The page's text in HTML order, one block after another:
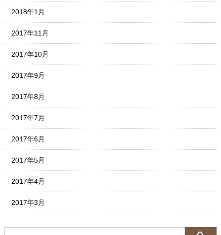
2018年1月
2017年11月
2017年10月
2017年9月
2017年8月
2017年7月
2017年6月
2017年5月
2017年4月
2017年3月